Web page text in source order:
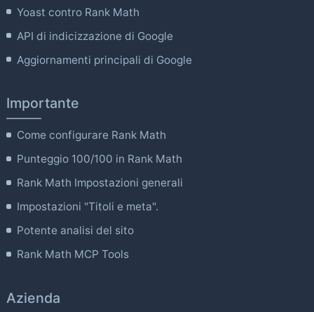
Yoast contro Rank Math
API di indicizzazione di Google
Aggiornamenti principali di Google
Importante
Come configurare Rank Math
Punteggio 100/100 in Rank Math
Rank Math Impostazioni generali
Impostazioni "Titoli e meta".
Potente analisi del sito
Rank Math MCP Tools
Azienda